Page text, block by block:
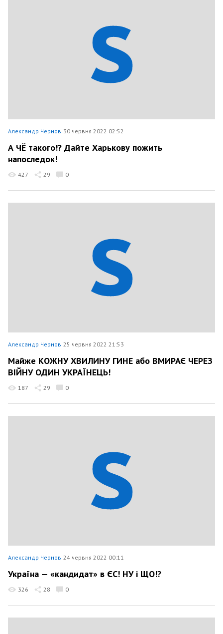
Александр Чернов 30 червня 2022 02:52
А ЧЁ такого!? Дайте Харькову пожить
напоследок!
427 29 0
Александр Чернов 25 червня 2022 21:53
Майже КОЖНУ ХВИЛИНУ ГИНЕ або ВМИРАЄ ЧЕРЕЗ
ВІЙНУ ОДИН УКРАЇНЕЦЬ!
187 29 0
Александр Чернов 24 червня 2022 00:11
Україна — «кандидат» в ЄС! НУ і ЩО!?
326 28 0